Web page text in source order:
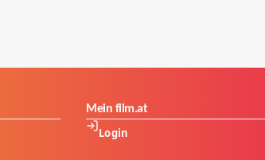
Mein film.at
Login